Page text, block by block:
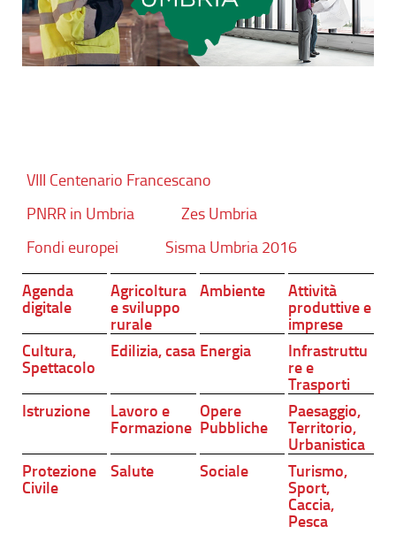
VIII Centenario Francescano
PNRR in Umbria
Zes Umbria
Fondi europei
Sisma Umbria 2016
Agenda
digitale
Agricoltura
e sviluppo
rurale
Ambiente
Attività
produttive e
imprese
Cultura,
Spettacolo
Edilizia, casa Energia
Infrastruttu
re e
Trasporti
Istruzione
Lavoro e
Formazione
Opere
Pubbliche
Paesaggio,
Territorio,
Urbanistica
Protezione
Civile
Salute Sociale
Turismo,
Sport,
Caccia,
Pesca